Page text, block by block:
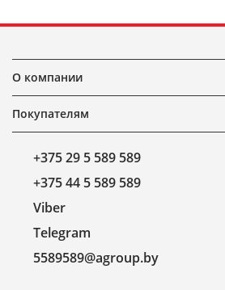
О компании
Покупателям
+375 29 5 589 589
+375 44 5 589 589
Viber
Telegram
5589589@agroup.by